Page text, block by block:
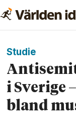
Studie
i Sverige
bland